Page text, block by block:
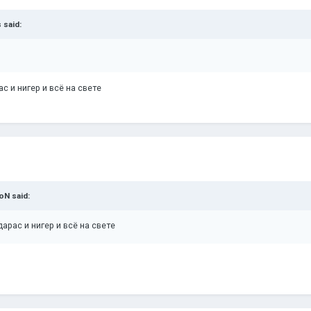
said:
и нигер и всё на свете
said:
и нигер и всё на свете